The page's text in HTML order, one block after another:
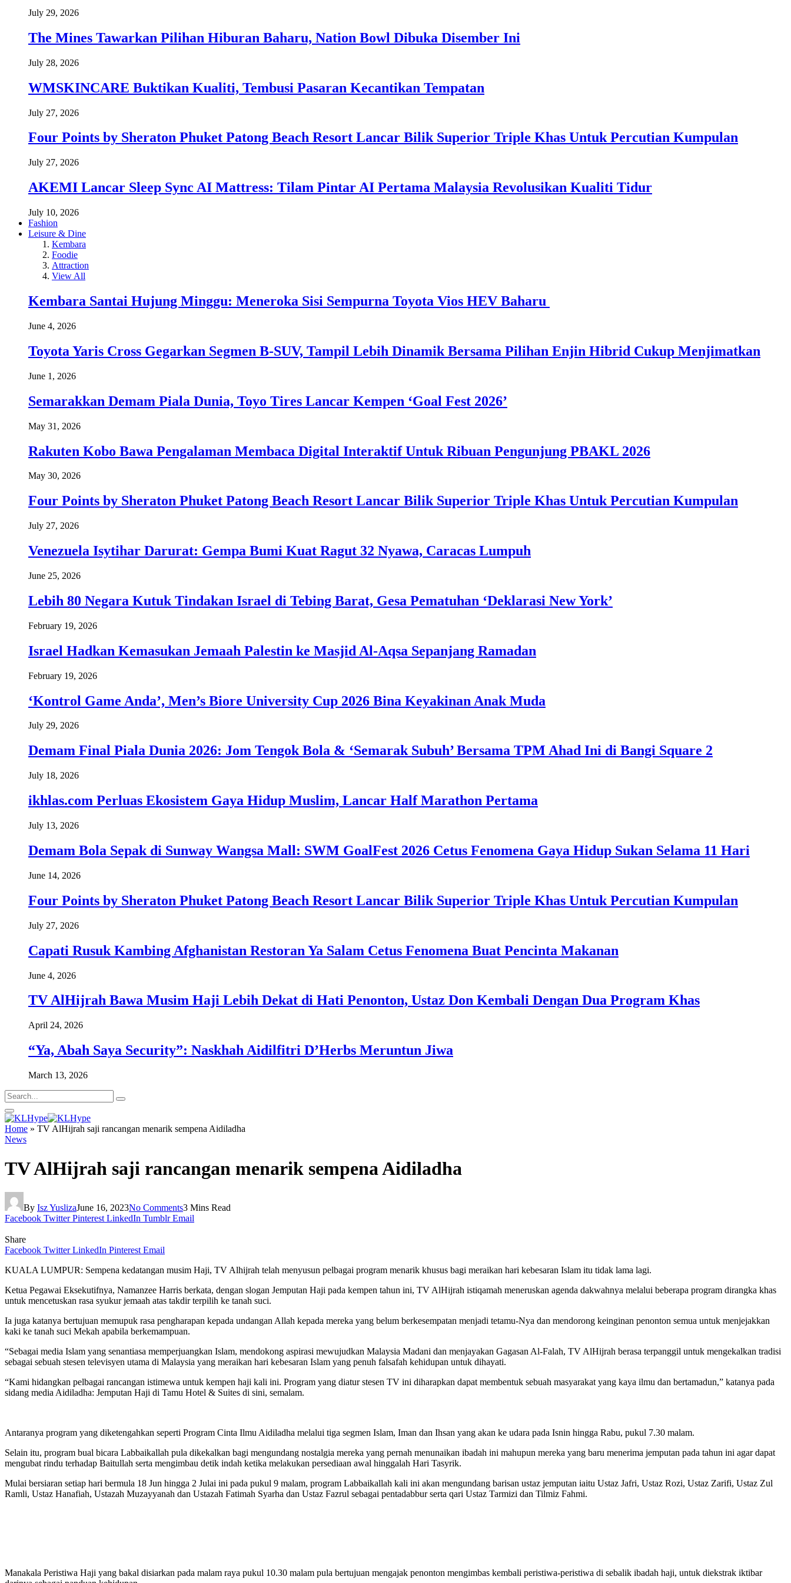
July 29, 2026
The Mines Tawarkan Pilihan Hiburan Baharu, Nation Bowl Dibuka Disember Ini
July 28, 2026
WMSKINCARE Buktikan Kualiti, Tembusi Pasaran Kecantikan Tempatan
July 27, 2026
Four Points by Sheraton Phuket Patong Beach Resort Lancar Bilik Superior Triple Khas Untuk Percutian Kumpulan
July 27, 2026
AKEMI Lancar Sleep Sync AI Mattress: Tilam Pintar AI Pertama Malaysia Revolusikan Kualiti Tidur
July 10, 2026
Fashion
Leisure & Dine
Kembara
Foodie
Attraction
View All
Kembara Santai Hujung Minggu: Meneroka Sisi Sempurna Toyota Vios HEV Baharu
June 4, 2026
Toyota Yaris Cross Gegarkan Segmen B-SUV, Tampil Lebih Dinamik Bersama Pilihan Enjin Hibrid Cukup Menjimatkan
June 1, 2026
Semarakkan Demam Piala Dunia, Toyo Tires Lancar Kempen ‘Goal Fest 2026’
May 31, 2026
Rakuten Kobo Bawa Pengalaman Membaca Digital Interaktif Untuk Ribuan Pengunjung PBAKL 2026
May 30, 2026
Four Points by Sheraton Phuket Patong Beach Resort Lancar Bilik Superior Triple Khas Untuk Percutian Kumpulan
July 27, 2026
Venezuela Isytihar Darurat: Gempa Bumi Kuat Ragut 32 Nyawa, Caracas Lumpuh
June 25, 2026
Lebih 80 Negara Kutuk Tindakan Israel di Tebing Barat, Gesa Pematuhan ‘Deklarasi New York’
February 19, 2026
Israel Hadkan Kemasukan Jemaah Palestin ke Masjid Al-Aqsa Sepanjang Ramadan
February 19, 2026
‘Kontrol Game Anda’, Men’s Biore University Cup 2026 Bina Keyakinan Anak Muda
July 29, 2026
Demam Final Piala Dunia 2026: Jom Tengok Bola & ‘Semarak Subuh’ Bersama TPM Ahad Ini di Bangi Square 2
July 18, 2026
ikhlas.com Perluas Ekosistem Gaya Hidup Muslim, Lancar Half Marathon Pertama
July 13, 2026
Demam Bola Sepak di Sunway Wangsa Mall: SWM GoalFest 2026 Cetus Fenomena Gaya Hidup Sukan Selama 11 Hari
June 14, 2026
Four Points by Sheraton Phuket Patong Beach Resort Lancar Bilik Superior Triple Khas Untuk Percutian Kumpulan
July 27, 2026
Capati Rusuk Kambing Afghanistan Restoran Ya Salam Cetus Fenomena Buat Pencinta Makanan
June 4, 2026
TV AlHijrah Bawa Musim Haji Lebih Dekat di Hati Penonton, Ustaz Don Kembali Dengan Dua Program Khas
April 24, 2026
“Ya, Abah Saya Security”: Naskhah Aidilfitri D’Herbs Meruntun Jiwa
March 13, 2026
Home » TV AlHijrah saji rancangan menarik sempena Aidiladha
News
TV AlHijrah saji rancangan menarik sempena Aidiladha
By Isz YuslizaJune 16, 2023No Comments3 Mins Read
Facebook Twitter Pinterest LinkedIn Tumblr Email
Share
Facebook Twitter LinkedIn Pinterest Email
KUALA LUMPUR: Sempena kedatangan musim Haji, TV Alhijrah telah menyusun pelbagai program menarik khusus bagi meraikan hari kebesaran Islam itu tidak lama lagi.
Ketua Pegawai Eksekutifnya, Namanzee Harris berkata, dengan slogan Jemputan Haji pada kempen tahun ini, TV AlHijrah istiqamah meneruskan agenda dakwahnya melalui beberapa program dirangka khas
untuk mencetuskan rasa syukur jemaah atas takdir terpilih ke tanah suci.
Ia juga katanya bertujuan memupuk rasa pengharapan kepada undangan Allah kepada mereka yang belum berkesempatan menjadi tetamu-Nya dan mendorong keinginan penonton semua untuk menjejakkan
kaki ke tanah suci Mekah apabila berkemampuan.
“Sebagai media Islam yang senantiasa memperjuangkan Islam, mendokong aspirasi mewujudkan Malaysia Madani dan menjayakan Gagasan Al-Falah, TV AlHijrah berasa terpanggil untuk mengekalkan tradisi
sebagai sebuah stesen televisyen utama di Malaysia yang meraikan hari kebesaran Islam yang penuh falsafah kehidupan untuk dihayati.
“Kami hidangkan pelbagai rancangan istimewa untuk kempen haji kali ini. Program yang diatur stesen TV ini diharapkan dapat membentuk sebuah masyarakat yang kaya ilmu dan bertamadun,” katanya pada
sidang media Aidiladha: Jemputan Haji di Tamu Hotel & Suites di sini, semalam.
Antaranya program yang diketengahkan seperti Program Cinta Ilmu Aidiladha melalui tiga segmen Islam, Iman dan Ihsan yang akan ke udara pada Isnin hingga Rabu, pukul 7.30 malam.
Selain itu, program bual bicara Labbaikallah pula dikekalkan bagi mengundang nostalgia mereka yang pernah menunaikan ibadah ini mahupun mereka yang baru menerima jemputan pada tahun ini agar dapat
mengubat rindu terhadap Baitullah serta mengimbau detik indah ketika melakukan persediaan awal hinggalah Hari Tasyrik.
Mulai bersiaran setiap hari bermula 18 Jun hingga 2 Julai ini pada pukul 9 malam, program Labbaikallah kali ini akan mengundang barisan ustaz jemputan iaitu Ustaz Jafri, Ustaz Rozi, Ustaz Zarifi, Ustaz Zul
Ramli, Ustaz Hanafiah, Ustazah Muzayyanah dan Ustazah Fatimah Syarha dan Ustaz Fazrul sebagai pentadabbur serta qari Ustaz Tarmizi dan Tilmiz Fahmi.
Manakala Peristiwa Haji yang bakal disiarkan pada malam raya pukul 10.30 malam pula bertujuan mengajak penonton mengimbas kembali peristiwa-peristiwa di sebalik ibadah haji, untuk diekstrak iktibar